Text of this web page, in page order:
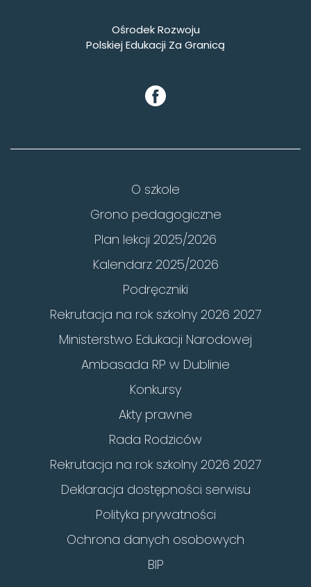
Ośrodek Rozwoju
Polskiej Edukacji Za Granicą
O szkole
Grono pedagogiczne
Plan lekcji 2025/2026
Kalendarz 2025/2026
Podręczniki
Rekrutacja na rok szkolny 2026 2027
Ministerstwo Edukacji Narodowej
Ambasada RP w Dublinie
Konkursy
Akty prawne
Rada Rodziców
Rekrutacja na rok szkolny 2026 2027
Deklaracja dostępności serwisu
Polityka prywatności
Ochrona danych osobowych
BIP